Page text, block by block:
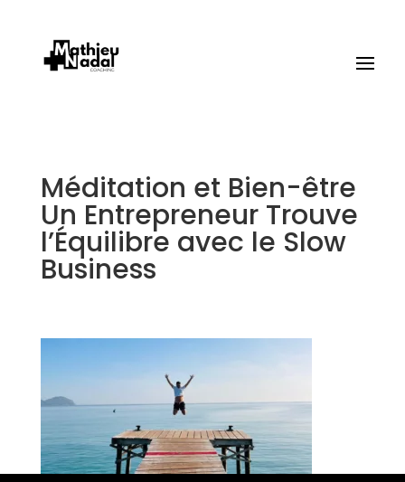
Méditation et Bien-être
Un Entrepreneur Trouve
l’Équilibre avec le Slow
Business